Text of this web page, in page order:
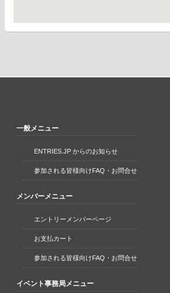
一般メニュー
ENTRIES.JP からのお知らせ
参加される皆様向けFAQ・お問合せ
メンバーメニュー
エントリーメンバーページ
お支払カート
参加される皆様向けFAQ・お問合せ
イベント事務局メニュー